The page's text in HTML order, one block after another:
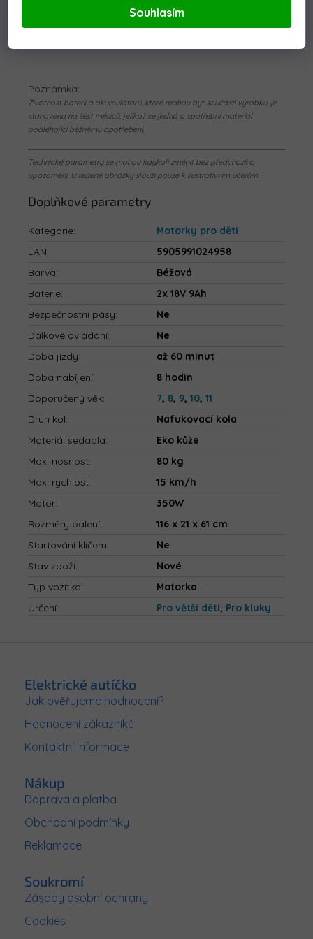
Souhlasím
Hydraulické odpružení
Brzda automaticky po uvolnění plynového
Poznámka:
Životnost baterií a akumulátorů, které mohou být součástí výrobku, je
stanovena na šest měsíců, jelikož se jedná o spotřební materiál
podléhající běžnému opotřebení.
Technické parametry se mohou kdykoli změnit bez předchozího
upozornění. Uvedené obrázky slouží pouze k ilustrativním účelům.
Doplňkové parametry
Kategorie:
Motorky pro děti
EAN:
5905991024958
Barva:
Béžová
Baterie:
2x 18V 9Ah
Bezpečnostní pásy:
Ne
Dálkové ovládání:
Ne
Doba jízdy:
až 60 minut
Doba nabíjení:
8 hodin
Doporučený věk: 7, 8, 9, 10, 11
Druh kol:
Nafukovací kola
Materiál sedadla:
Eko kůže
Max. nosnost:
80 kg
Max. rychlost:
15 km/h
Motor:
350W
Rozměry balení:
116 x 21 x 61 cm
Startování klíčem:
Ne
Stav zboží:
Nové
Typ vozítka:
Motorka
Určení: Pro větší děti, Pro kluky
Elektrické autíčko
Jak ověřujeme hodnocení?
Hodnocení zákazníků
Kontaktní informace
Nákup
Doprava a platba
Obchodní podmínky
Reklamace
Soukromí
Zásady osobní ochrany
Cookies